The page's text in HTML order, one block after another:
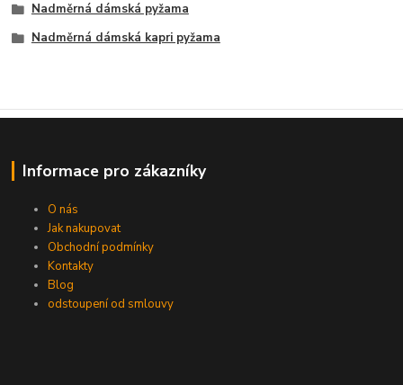
Nadměrná dámská pyžama
Nadměrná dámská kapri pyžama
Informace pro zákazníky
O nás
Jak nakupovat
Obchodní podmínky
Kontakty
Blog
odstoupení od smlouvy